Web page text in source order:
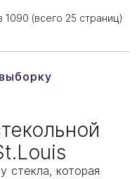
1090 (всего 25 страниц)
стекла, которая